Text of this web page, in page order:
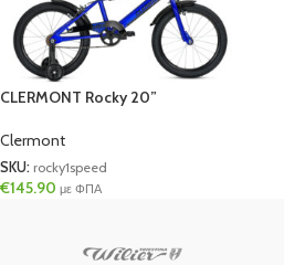
CLERMONT Rocky 20”
Clermont
SKU: rocky1speed
€145.90 με ΦΠΑ